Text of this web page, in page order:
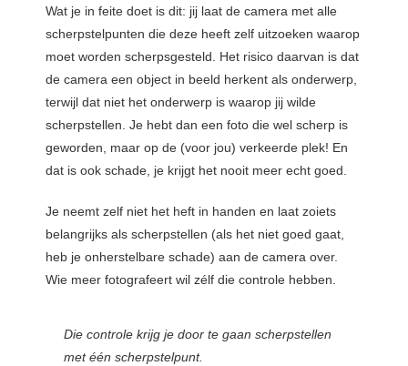
Wat je in feite doet is dit: jij laat de camera met alle
scherpstelpunten die deze heeft zelf uitzoeken waarop
moet worden scherpsgesteld. Het risico daarvan is dat
de camera een object in beeld herkent als onderwerp,
terwijl dat niet het onderwerp is waarop jij wilde
scherpstellen. Je hebt dan een foto die wel scherp is
geworden, maar op de (voor jou) verkeerde plek! En
dat is ook schade, je krijgt het nooit meer echt goed.
Je neemt zelf niet het heft in handen en laat zoiets
belangrijks als scherpstellen (als het niet goed gaat,
heb je onherstelbare schade) aan de camera over.
Wie meer fotografeert wil zélf die controle hebben.
Die controle krijg je door te gaan scherpstellen
met één scherpstelpunt.